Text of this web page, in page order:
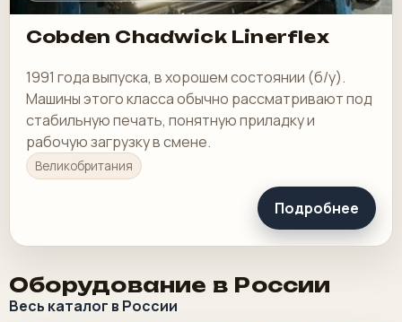
Cobden Chadwick Linerflex
1991 года выпуска, в хорошем состоянии (б/у).
Машины этого класса обычно рассматривают под
стабильную печать, понятную приладку и
рабочую загрузку в смене.
Великобритания
Подробнее
Оборудование в России
Весь каталог в России